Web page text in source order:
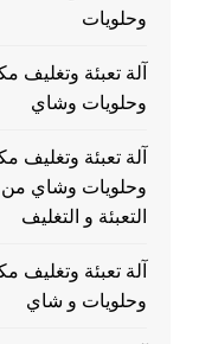
وحلويات
آلة تعبئة
وحلويات وشاي
آلة تعبئة
وحلويات وشاي
التعبئة و التغليف
آلة تعبئة
وحلويات و شاي